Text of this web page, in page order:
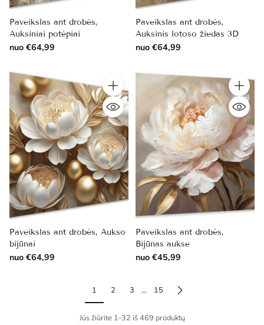
Paveikslas ant drobės,
Auksiniai potėpiai
nuo €64,99
Paveikslas ant drobės,
Auksinis lotoso žiedas 3D
nuo €64,99
Kiekis
Paveikslas ant drobės, Aukso
bijūnai
nuo €64,99
Kiekis
Paveikslas ant drobės,
Bijūnas aukse
nuo €45,99
1 2 3 … 15
Jūs žiūrite 1-32 iš 469 produktų